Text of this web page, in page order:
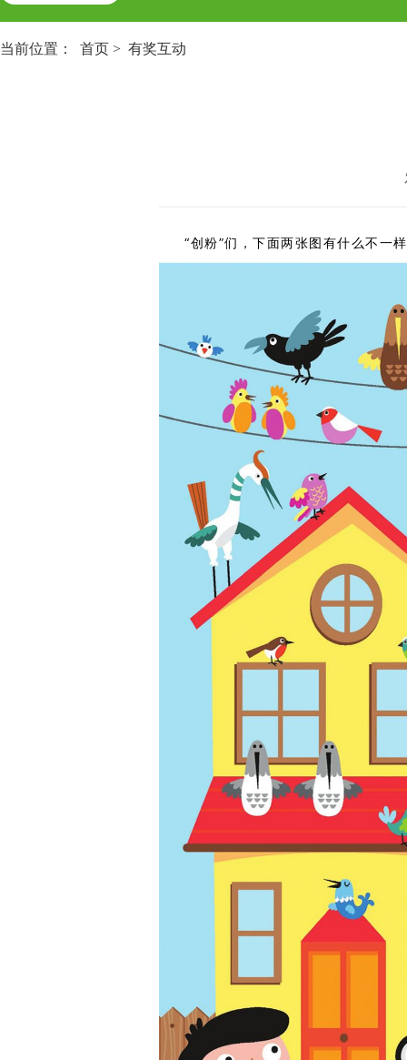
当前位置： 首页 > 有奖互动
“创粉”们，下面两张图有什么不一